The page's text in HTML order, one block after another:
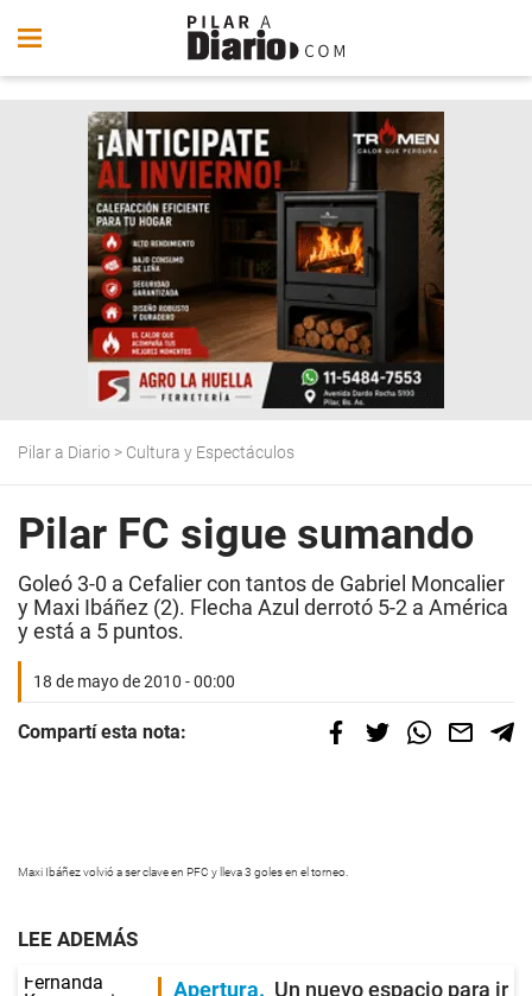
Pilar a Diario > Cultura y Espectáculos
Pilar FC sigue sumando
Goleó 3-0 a Cefalier con tantos de Gabriel Moncalier
y Maxi Ibáñez (2). Flecha Azul derrotó 5-2 a América
y está a 5 puntos.
18 de mayo de 2010 - 00:00
Compartí esta nota:
Maxi Ibáñez volvió a ser clave en PFC y lleva 3 goles en el torneo.
LEE ADEMÁS
Apertura
Un nuevo espacio para ir